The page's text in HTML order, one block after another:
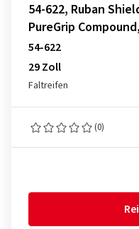
54-622, Ruban
PureGrip
54-622
29 Zoll
Faltreifen
(0)